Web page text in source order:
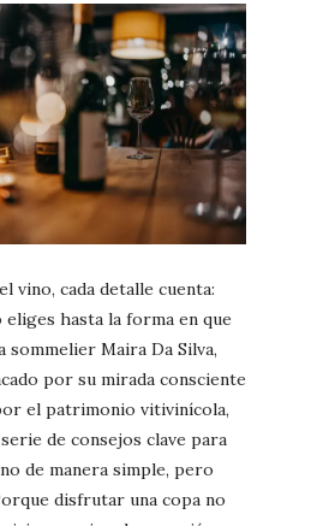
vino, cada detalle cuenta:
eliges hasta la forma en que
sommelier Maira Da Silva,
por su mirada consciente
el patrimonio vitivinícola,
de consejos clave para
de manera simple, pero
disfrutar una copa no